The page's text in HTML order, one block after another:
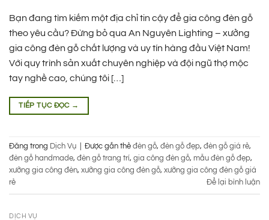
Bạn đang tìm kiếm một địa chỉ tin cậy để gia công đèn gỗ
theo yêu cầu? Đừng bỏ qua An Nguyên Lighting – xưởng
gia công đèn gỗ chất lượng và uy tín hàng đầu Việt Nam!
Với quy trình sản xuất chuyên nghiệp và đội ngũ thợ mộc
tay nghề cao, chúng tôi […]
TIẾP TỤC ĐỌC →
Đăng trong Dịch Vụ Được gắn thẻ đèn gỗ, đèn gỗ đẹp, đèn gỗ giá rẻ,
đèn gỗ handmade, đèn gỗ trang trí, gia công đèn gỗ, mẫu đèn gỗ đẹp,
xưởng gia công đèn, xưởng gia công đèn gỗ, xưởng gia công đèn gỗ giá
rẻ
Để lại bình luận
DỊCH VỤ